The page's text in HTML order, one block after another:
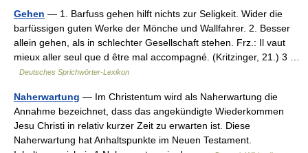
Gehen — 1. Barfuss gehen hilft nichts zur Seligkeit. Wider die
barfüssigen guten Werke der Mönche und Wallfahrer. 2. Besser
allein gehen, als in schlechter Gesellschaft stehen. Frz.: Il vaut
mieux aller seul que d être mal accompagné. (Kritzinger, 21.) 3 …
Deutsches Sprichwörter-Lexikon
Naherwartung — Im Christentum wird als Naherwartung die
Annahme bezeichnet, dass das angekündigte Wiederkommen
Jesu Christi in relativ kurzer Zeit zu erwarten ist. Diese
Naherwartung hat Anhaltspunkte im Neuen Testament.